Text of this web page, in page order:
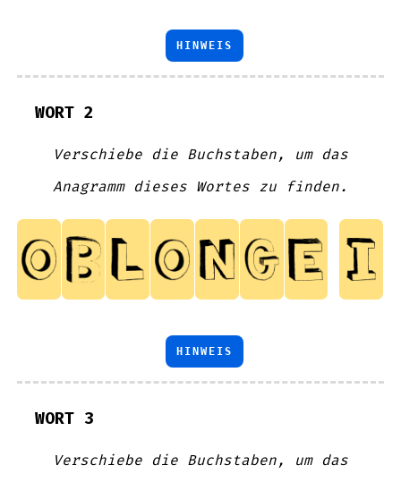
HINWEIS
WORT 2
Verschiebe die Buchstaben, um das
Anagramm dieses Wortes zu finden.
HINWEIS
WORT 3
Verschiebe die Buchstaben, um das